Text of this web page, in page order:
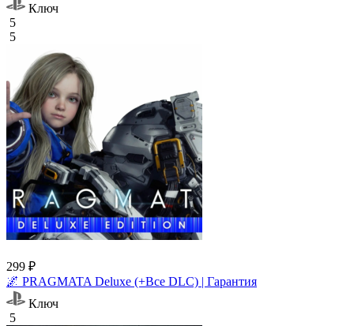
Ключ
5
5
299 ₽
🌌 PRAGMATA Deluxe (+Все DLC) | Гарантия
Ключ
5